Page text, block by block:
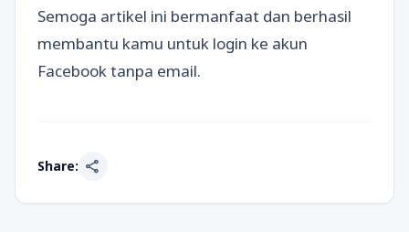
Semoga artikel ini bermanfaat dan berhasil
membantu kamu untuk login ke akun
Facebook tanpa email.
Share: share